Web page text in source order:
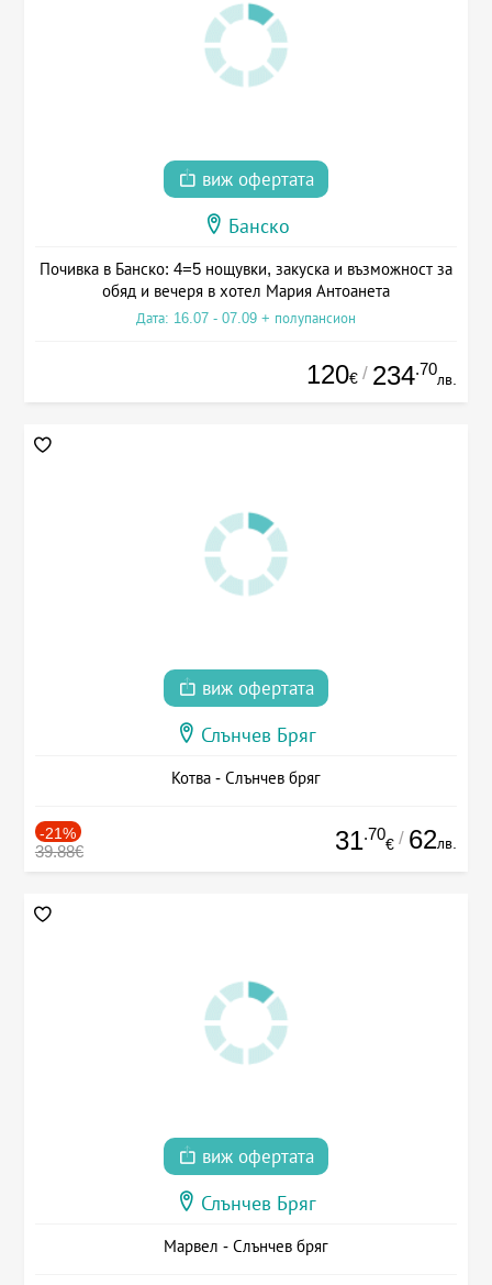
виж офертата
Банско
Почивка в Банско: 4=5 нощувки, закуска и възможност за
обяд и вечеря в хотел Мария Антоанета
Дата: 16.07 - 07.09 + полупансион
120€ / 234.70
лв.
виж офертата
Слънчев Бряг
Котва - Слънчев бряг
-21%
39.88€ 31.70
€ / 62лв.
виж офертата
Слънчев Бряг
Марвел - Слънчев бряг